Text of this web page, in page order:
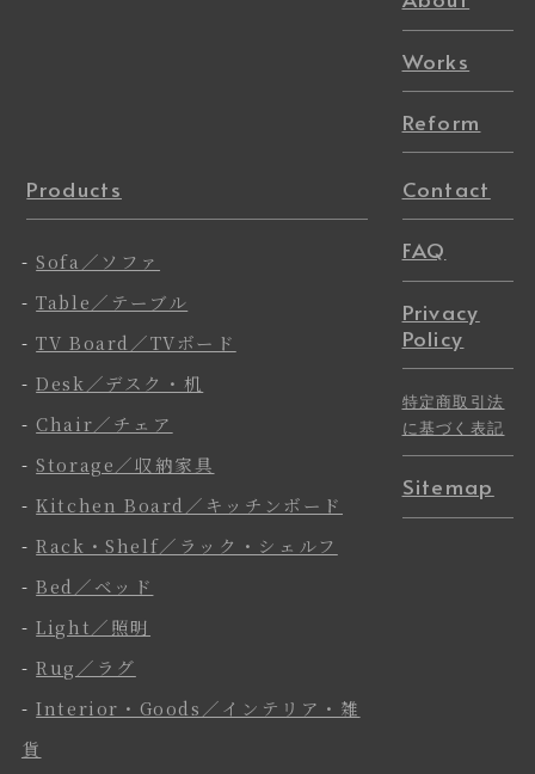
Works
Reform
Products
-Sofa／ソファ
-Table／テーブル
-TV Board／TVボード
-Desk／デスク・机
- Chair／チェア
-Storage／収納家具
-Kitchen Board／キッチンボード
-Rack・Shelf／ラック・シェルフ
-Bed／ベッド
-Light／照明
-Rug／ラグ
-Interior・Goods／インテリア・雑
貨
Contact
FAQ
Privacy
Policy
特定商取引法
に基づく表記
Sitemap